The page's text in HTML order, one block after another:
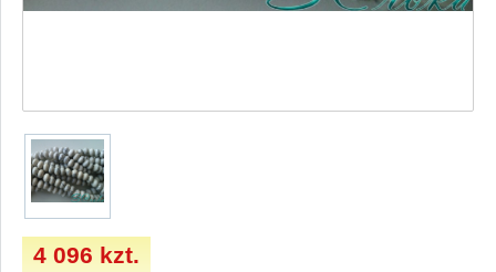
4 096 kzt.